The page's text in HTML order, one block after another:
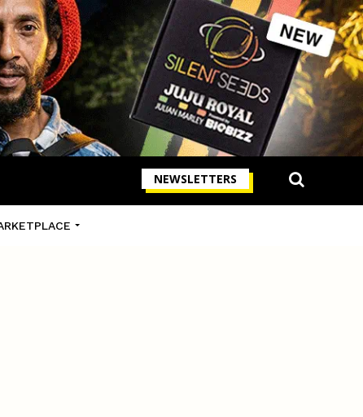
NEWSLETTERS